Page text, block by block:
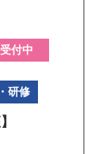
受付中
研修